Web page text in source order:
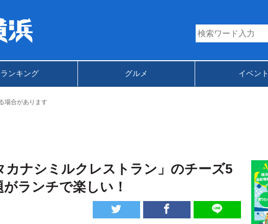
ランキング グルメ イベント
場合があります
カナシミルクレストラン」のチーズ5
ランチで楽しい！